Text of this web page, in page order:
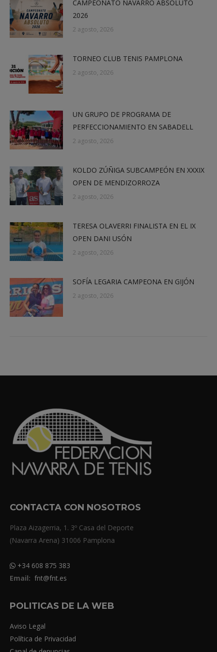
CAMPEONATO NAVARRO ABSOLUTO
2026
2 agosto, 2026
TORNEO CLUB TENIS PAMPLONA
2 agosto, 2026
UN GRUPO DE PROGRAMA DE
PERFECCIONAMIENTO EN SABADELL
2 agosto, 2026
KOLDO ZÚÑIGA SUBCAMPEÓN EN XXXIX
OPEN DE MENDIZORROZA
2 agosto, 2026
TERESA OLAVERRI FINALISTA EN EL IX
OPEN DANI USÓN
2 agosto, 2026
SOFÍA LEGARIA CAMPEONA EN GIJÓN
2 agosto, 2026
CONTACTA CON NOSOTROS
Plaza Aizagerria, 1. 3º Casa del Deporte
(Navarra Arena) 31006 Pamplona
+34 608 875 383
Email: fnt@fnt.es
POLITICAS DE LA WEB
Aviso Legal
Política de Privacidad